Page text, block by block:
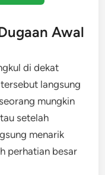
Awal
di dekat
langsung
mungkin
setelah
menarik
perhatian besar